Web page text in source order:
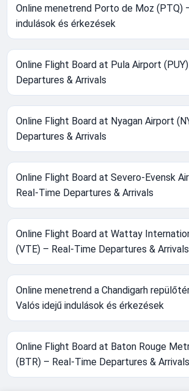
Online menetrend Porto de Moz (PTQ)
indulások és érkezések
Online Flight Board at Pula Airport
Departures & Arrivals
Online Flight Board at Nyagan Airport
Departures & Arrivals
Online Flight Board at Severo-Evensk
Real-Time Departures & Arrivals
Online Flight Board at Wattay
(VTE) – Real-Time Departures & Arrivals
Online menetrend a Chandigarh
Valós idejű indulások és érkezések
Online Flight Board at Baton Rouge
(BTR) – Real-Time Departures & Arrivals